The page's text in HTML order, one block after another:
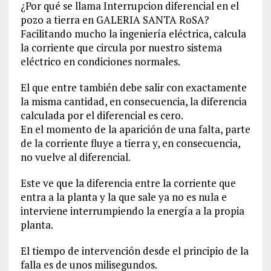
¿Por qué se llama Interrupcion diferencial en el
pozo a tierra en GALERIA SANTA RoSA?
Facilitando mucho la ingeniería eléctrica, calcula
la corriente que circula por nuestro sistema
eléctrico en condiciones normales.
El que entre también debe salir con exactamente
la misma cantidad, en consecuencia, la diferencia
calculada por el diferencial es cero.
En el momento de la aparición de una falta, parte
de la corriente fluye a tierra y, en consecuencia,
no vuelve al diferencial.
Este ve que la diferencia entre la corriente que
entra a la planta y la que sale ya no es nula e
interviene interrumpiendo la energía a la propia
planta.
El tiempo de intervención desde el principio de la
falla es de unos milisegundos.